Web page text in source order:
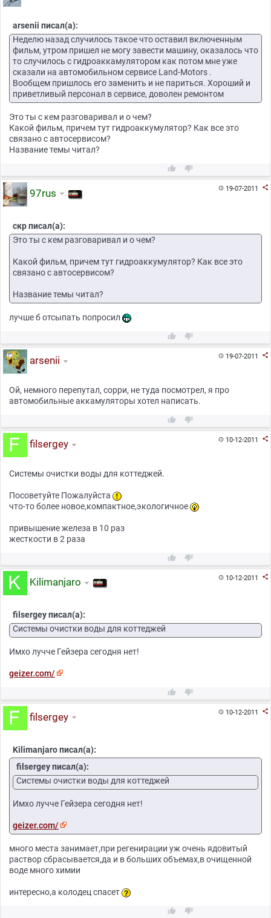
arsenii писал(а):
Неделю назад случилось такое что оставил включенным
фильм, утром пришел не могу завести машину, оказалось что
то случилось с гидроаккамулятором как потом мне уже
сказали на автомобильном сервисе Land-Motors .
Вообщем пришлось его заменить и не париться. Хороший и
приветливый персонал в сервисе, доволен ремонтом
Это ты с кем разговаривал и о чем?
Какой фильм, причем тут гидроаккумулятор? Как все это
связано с автосервисом?
Название темы читал?
 
19-07-2011 
97rus
скр писал(а):
Это ты с кем разговаривал и о чем?
Какой фильм, причем тут гидроаккумулятор? Как все это
связано с автосервисом?
Название темы читал?
лучше б отсыпать попросил
 
19-07-2011 
arsenii
Ой, немного перепутал, сорри, не туда посмотрел, я про
автомобильные аккамуляторы хотел написать.
 
10-12-2011 
filsergey
Системы очистки воды для коттеджей.
Посоветуйте Пожалуйста
что-то более новое,компактное,экологичное
привышение железа в 10 раз
жесткости в 2 раза
 
10-12-2011 
Kilimanjaro
filsergey писал(а):
Системы очистки воды для коттеджей
Имхо лучче Гейзера сегодня нет!
geizer.com/
 
10-12-2011 
filsergey
Kilimanjaro писал(а):
filsergey писал(а):
Системы очистки воды для коттеджей
Имхо лучче Гейзера сегодня нет!
geizer.com/
много места занимает,при регенирации уж очень ядовитый
раствор сбрасывается,да и в больших объемах,в очищенной
воде много химии
интересно,а колодец спасет
 